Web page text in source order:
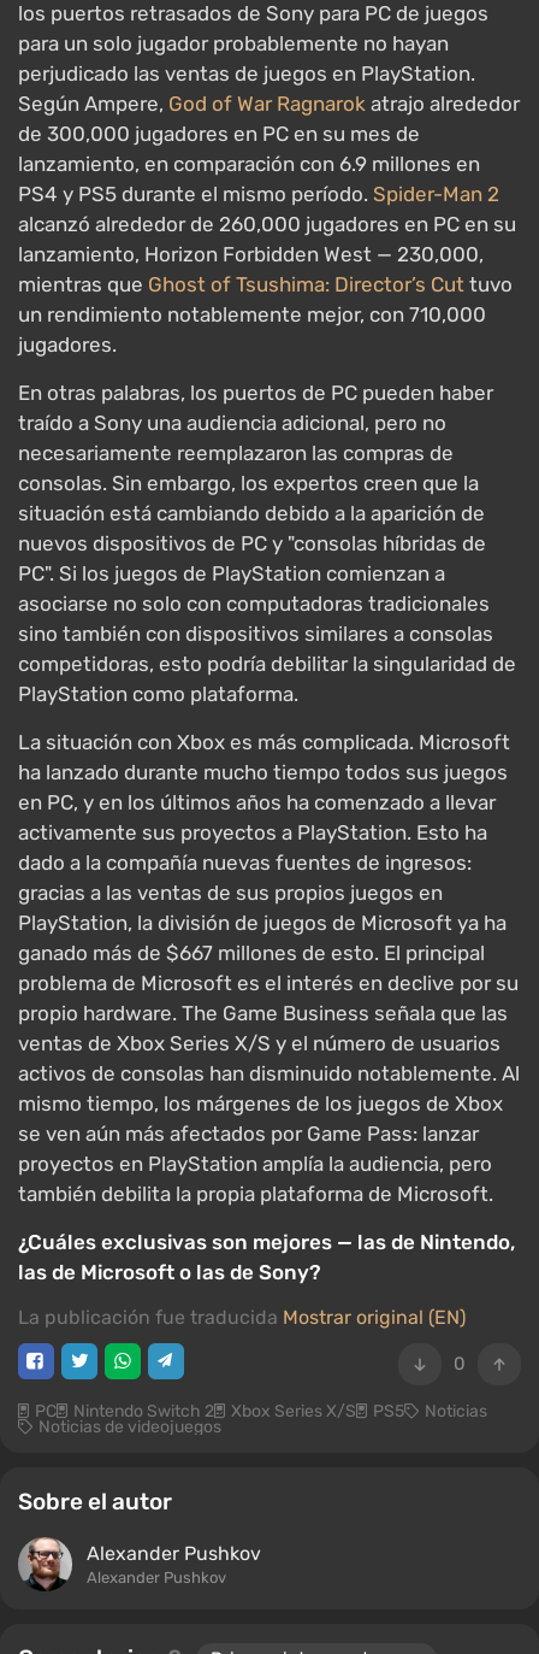
los puertos retrasados de Sony para PC de juegos
para un solo jugador probablemente no hayan
perjudicado las ventas de juegos en PlayStation.
Según Ampere, God of War Ragnarok atrajo alrededor
de 300,000 jugadores en PC en su mes de
lanzamiento, en comparación con 6.9 millones en
PS4 y PS5 durante el mismo período. Spider-Man 2
alcanzó alrededor de 260,000 jugadores en PC en su
lanzamiento, Horizon Forbidden West — 230,000,
mientras que Ghost of Tsushima: Director’s Cut tuvo
un rendimiento notablemente mejor, con 710,000
jugadores.
En otras palabras, los puertos de PC pueden haber
traído a Sony una audiencia adicional, pero no
necesariamente reemplazaron las compras de
consolas. Sin embargo, los expertos creen que la
situación está cambiando debido a la aparición de
nuevos dispositivos de PC y "consolas híbridas de
PC". Si los juegos de PlayStation comienzan a
asociarse no solo con computadoras tradicionales
sino también con dispositivos similares a consolas
competidoras, esto podría debilitar la singularidad de
PlayStation como plataforma.
La situación con Xbox es más complicada. Microsoft
ha lanzado durante mucho tiempo todos sus juegos
en PC, y en los últimos años ha comenzado a llevar
activamente sus proyectos a PlayStation. Esto ha
dado a la compañía nuevas fuentes de ingresos:
gracias a las ventas de sus propios juegos en
PlayStation, la división de juegos de Microsoft ya ha
ganado más de $667 millones de esto. El principal
problema de Microsoft es el interés en declive por su
propio hardware. The Game Business señala que las
ventas de Xbox Series X/S y el número de usuarios
activos de consolas han disminuido notablemente. Al
mismo tiempo, los márgenes de los juegos de Xbox
se ven aún más afectados por Game Pass: lanzar
proyectos en PlayStation amplía la audiencia, pero
también debilita la propia plataforma de Microsoft.
¿Cuáles exclusivas son mejores — las de Nintendo,
las de Microsoft o las de Sony?
La publicación fue traducida Mostrar original (EN)
0
PC Nintendo Switch 2 Xbox Series X/S PS5 Noticias
Noticias de videojuegos
Sobre el autor
Alexander Pushkov
Alexander Pushkov